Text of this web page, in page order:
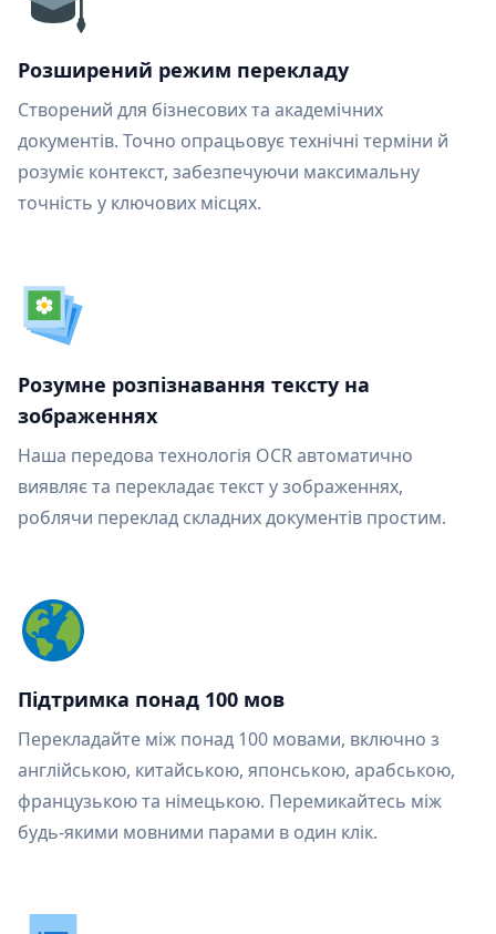
Розширений режим перекладу
Створений для бізнесових та академічних
документів. Точно опрацьовує технічні терміни й
розуміє контекст, забезпечуючи максимальну
точність у ключових місцях.
Розумне розпізнавання тексту на
зображеннях
Наша передова технологія OCR автоматично
виявляє та перекладає текст у зображеннях,
роблячи переклад складних документів простим.
Підтримка понад 100 мов
Перекладайте між понад 100 мовами, включно з
англійською, китайською, японською, арабською,
французькою та німецькою. Перемикайтесь між
будь-якими мовними парами в один клік.